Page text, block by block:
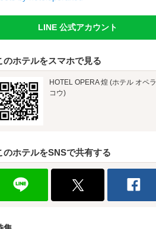
LINE 公式アカウント
のホテルをスマホで見る
HOTEL OPERA 煌 (ホテル オペラ
コウ)
のホテルをSNSで共有する